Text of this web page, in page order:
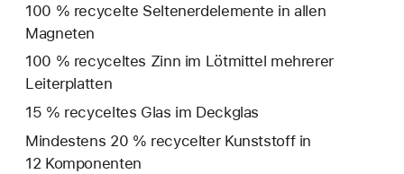
100 % recycelte Seltenerd­elemente in allen
Magneten
100 % recyceltes Zinn im Lötmittel mehrerer
Leiterplatten
15 % recyceltes Glas im Deckglas
Mindestens 20 % recycelter Kunststoff in
12 Komponenten